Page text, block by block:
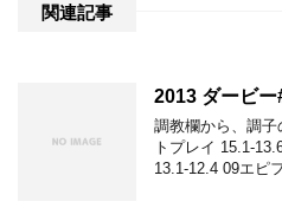
関連記事
2013 ダービー
調教欄から、調子
トプレイ 15.1-
13.1-12.4 09エピ